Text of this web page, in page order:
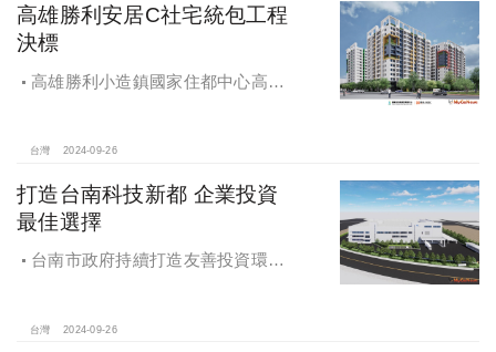
高雄勝利安居C社宅統包工程
決標
高雄勝利小造鎮國家住都中心高雄
台灣 2024-09-26
打造台南科技新都 企業投資
最佳選擇
台南市政府持續打造友善投資環
超過5萬個就業機會
台灣 2024-09-26